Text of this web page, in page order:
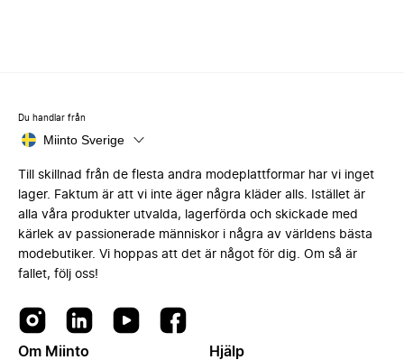
Du handlar från
Miinto Sverige
Till skillnad från de flesta andra modeplattformar har vi inget
lager. Faktum är att vi inte äger några kläder alls. Istället är
alla våra produkter utvalda, lagerförda och skickade med
kärlek av passionerade människor i några av världens bästa
modebutiker. Vi hoppas att det är något för dig. Om så är
fallet, följ oss!
Om Miinto Hjälp